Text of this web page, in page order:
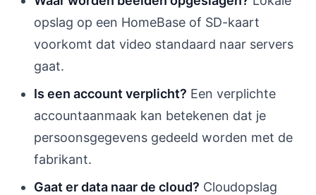
opslag op een HomeBase of SD-kaart
voorkomt dat video standaard naar servers
gaat.
Is een account verplicht? Een verplichte
accountaanmaak kan betekenen dat je
persoonsgegevens gedeeld worden met de
fabrikant.
Gaat er data naar de cloud? Cloudopslag